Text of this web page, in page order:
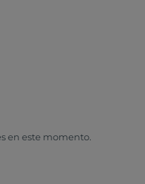
en este momento.